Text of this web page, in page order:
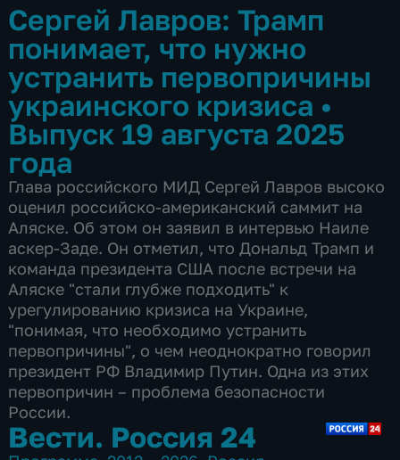
Сергей Лавров: Трамп
понимает, что нужно
устранить первопричины
украинского кризиса •
Выпуск 19 августа 2025
года
Глава российского МИД Сергей Лавров высоко
оценил российско-американский саммит на
Аляске. Об этом он заявил в интервью Наиле
аскер-Заде. Он отметил, что Дональд Трамп и
команда президента США после встречи на
Аляске "стали глубже подходить" к
урегулированию кризиса на Украине,
"понимая, что необходимо устранить
первопричины", о чем неоднократно говорил
президент РФ Владимир Путин. Одна из этих
первопричин – проблема безопасности
России.
Вести. Россия 24